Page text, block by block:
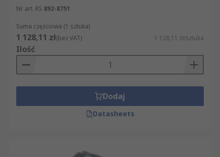
Nr art. RS 892-8751
Suma częściowa (1 sztuka)
1 128,11 zł(bez VAT) 1 128,11 zł/sztuka
Ilość
Dodaj
Datasheets